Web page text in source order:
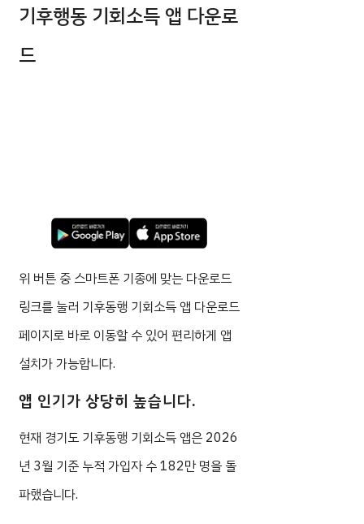
기후행동 기회소득 앱 다운로
드
위 버튼 중 스마트폰 기종에 맞는 다운로드
링크를 눌러 기후동행 기회소득 앱 다운로드
페이지로 바로 이동할 수 있어 편리하게 앱
설치가 가능합니다.
앱 인기가 상당히 높습니다.
현재 경기도 기후동행 기회소득 앱은 2026
년 3월 기준 누적 가입자 수 182만 명을 돌
파했습니다.